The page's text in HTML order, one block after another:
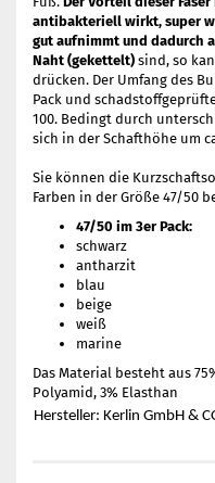
antibakteriell wirkt, super
gut aufnimmt und dadurch
Naht (gekettelt) sind, so
drücken. Der Umfang des
Pack und
100. Bedingt durch
sich in der Schafthöhe um
Sie können die
Farben in der Größe 47/50
47/50 im 3er Pack:
schwarz
antharzit
blau
beige
weiß
marine
Das Material besteht aus
Polyamid, 3% Elasthan
Hersteller: Kerlin GmbH &